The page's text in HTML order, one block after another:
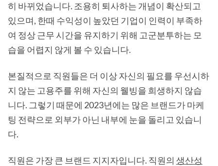
히 바뀌었습니다. 조용히 퇴사하는 개념이 확산되고
있으며, 한때 수익성이 높았던 기업이 인력이 부족하
여 정상 근무 시간을 유지하기 위해 고군분투하는 모
습을 어렵지 않게 볼 수 있습니다.
본질적으로 직원들은 더 이상 자신의 필요를 우선시하
지 않는 고용주를 위해 자신의 웰빙을 희생하지 않습
니다. 그렇기 때문에 2023년에는 많은 브랜드가 마케
팅 전략으로 외부가 아닌 내부에 눈을 돌리고 있습니
다.
직원은 가장 큰 브랜드 지지자입니다. 직원의 생산성